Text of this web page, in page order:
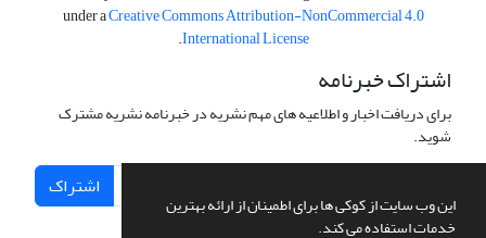
این وب سایت از کوکی ها برای اطمینان از ارائه بهترین
خدمات استفاده می کند.
under aCreative Commons Attribution-NonCommercial 4.0
International License
.
اشتراک خبرنامه
برای دریافت اخبار و اطلاعیه های مهم نشریه در خبرنامه نشریه مشترک
شوید.
اشتراک